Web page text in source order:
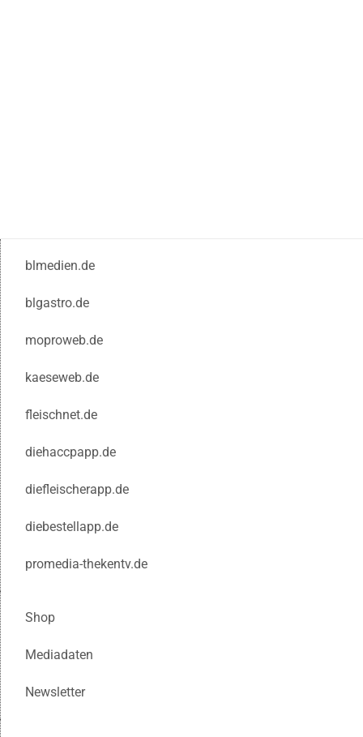
blmedien.de
blgastro.de
moproweb.de
kaeseweb.de
fleischnet.de
diehaccpapp.de
diefleischerapp.de
diebestellapp.de
promedia-thekentv.de
Shop
Mediadaten
Newsletter